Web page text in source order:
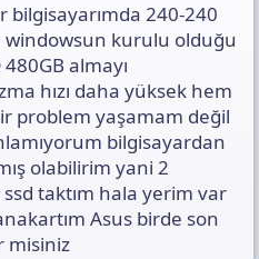
bilgisayarımda 240-240
kurulu olduğu
almayı
hızı daha yüksek hem
problem yaşamam değil
bilgisayardan
olabilirim yani 2
taktım hala yerim var
Asus birde son
misiniz